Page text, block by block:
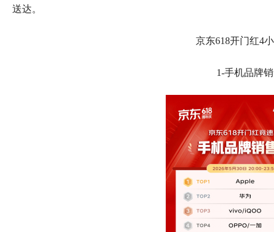
送达。
京东618开门红4
1-手机品牌